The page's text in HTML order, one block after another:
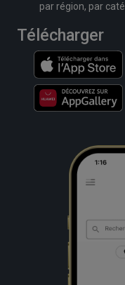
par région, par
Télécharger